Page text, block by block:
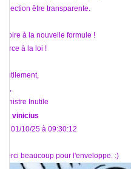
sélection être transparente.
Gloire à la nouvelle formule !
Force à la loi !
Inutilement,
Bri,
Ministre Inutile
vinicius
Le 01/10/25 à 09:30:12
Merci beaucoup pour l'enveloppe. :)